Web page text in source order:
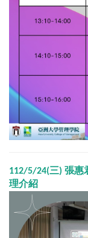
112/5/24(三) 張惠
理介紹